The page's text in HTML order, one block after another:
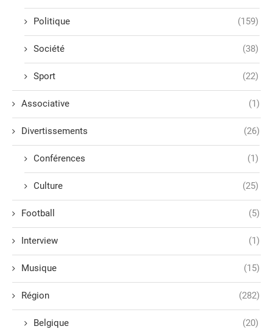
Politique (159)
Société (38)
Sport (22)
Associative (1)
Divertissements (26)
Conférences (1)
Culture (25)
Football (5)
Interview (1)
Musique (15)
Région (282)
Belgique (20)